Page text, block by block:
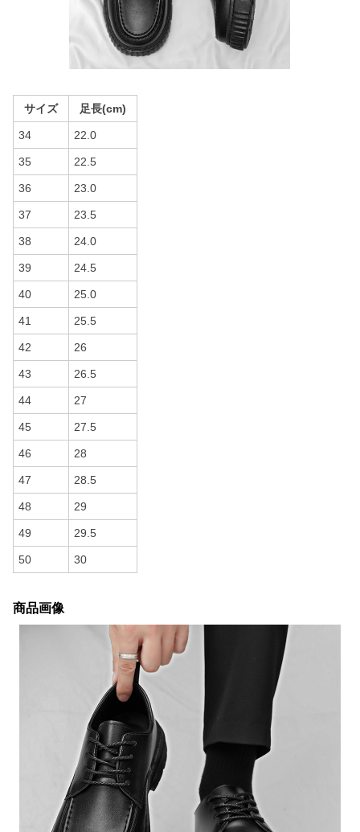
サイズ 足長(cm)
34 22.0
35 22.5
36 23.0
37 23.5
38 24.0
39 24.5
40 25.0
41 25.5
42 26
43 26.5
44 27
45 27.5
46 28
47 28.5
48 29
49 29.5
50 30
商品画像